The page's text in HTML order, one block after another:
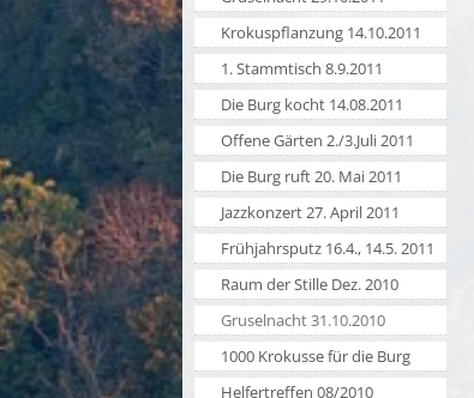
Krokuspflanzung 14.10.2011
1. Stammtisch 8.9.2011
Die Burg kocht 14.08.2011
Offene Gärten 2./3.Juli 2011
Die Burg ruft 20. Mai 2011
Jazzkonzert 27. April 2011
Frühjahrsputz 16.4., 14.5. 2011
Raum der Stille Dez. 2010
Gruselnacht 31.10.2010
1000 Krokusse für die Burg
Helfertreffen 08/2010